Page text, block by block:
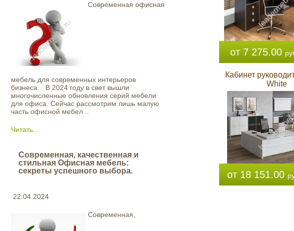
Современная офисная
мебель для современных интерьеров
бизнеса. В 2024 году в свет вышли
многочисленные обновления серий мебели
для офиса. Сейчас рассмотрим лишь малую
часть офисной мебел ..
Читать...
Современная, качественная и
стильная Офисная мебель:
секреты успешного выбора.
22.04.2024
Современная,
от 7 275.00
Кабинет
White
от 18 151.00